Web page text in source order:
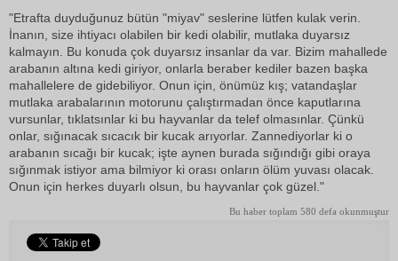
"Etrafta duyduğunuz bütün "miyav" seslerine lütfen kulak verin.
İnanın, size ihtiyacı olabilen bir kedi olabilir, mutlaka duyarsız
kalmayın. Bu konuda çok duyarsız insanlar da var. Bizim mahallede
arabanın altına kedi giriyor, onlarla beraber kediler bazen başka
mahallelere de gidebiliyor. Onun için, önümüz kış; vatandaşlar
mutlaka arabalarının motorunu çalıştırmadan önce kaputlarına
vursunlar, tıklatsınlar ki bu hayvanlar da telef olmasınlar. Çünkü
onlar, sığınacak sıcacık bir kucak arıyorlar. Zannediyorlar ki o
arabanın sıcağı bir kucak; işte aynen burada sığındığı gibi oraya
sığınmak istiyor ama bilmiyor ki orası onların ölüm yuvası olacak.
Onun için herkes duyarlı olsun, bu hayvanlar çok güzel."
Bu haber toplam 580 defa okunmuştur